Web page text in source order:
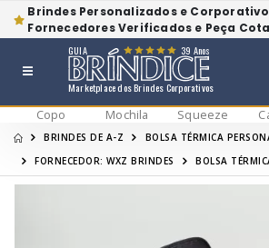
Brindes Personalizados e
Fornecedores Verificados e Peça
Marketplace dos Brindes Corporativos
GUIA 39 Anos
Copo Mochila Squeeze
BRINDES DE A-Z
BOLSA TÉRMICA
FORNECEDOR: WXZ BRINDES
BOLSA